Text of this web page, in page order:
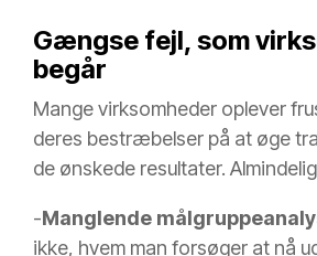
Gængse fejl, som
begår
Mange virksomheder oplever
deres bestræbelser på at øge
de ønskede resultater.
-Manglende
ikke, hvem man forsøger at nå